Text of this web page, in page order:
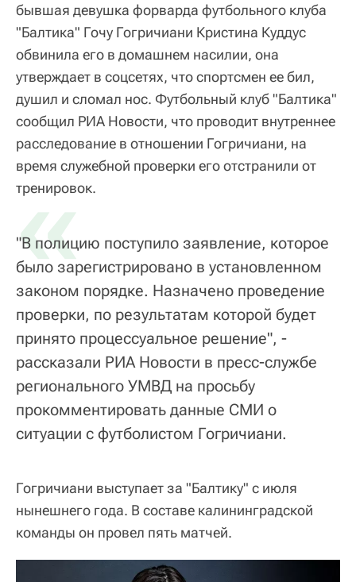
бывшая девушка форварда футбольного клуба
"Балтика" Гочу Гогричиани Кристина Куддус
обвинила его в домашнем насилии, она
утверждает в соцсетях, что спортсмен ее бил,
душил и сломал нос. Футбольный клуб "Балтика"
сообщил РИА Новости, что проводит внутреннее
расследование в отношении Гогричиани, на
время служебной проверки его отстранили от
тренировок.
«
"В полицию поступило заявление, которое
было зарегистрировано в установленном
законом порядке. Назначено проведение
проверки, по результатам которой будет
принято процессуальное решение", -
рассказали РИА Новости в пресс-службе
регионального УМВД на просьбу
прокомментировать данные СМИ о
ситуации с футболистом Гогричиани.
Гогричиани выступает за "Балтику" с июля
нынешнего года. В составе калининградской
команды он провел пять матчей.